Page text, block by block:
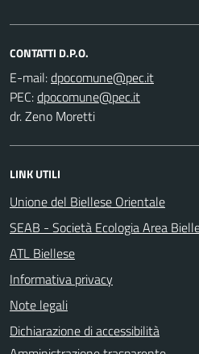
CONTATTI D.P.O.
E-mail:
PEC:
dr. Zeno Moretti
LINK UTILI
Unione del Biellese Orientale
SEAB - Società Ecologia Area
ATL Biellese
Informativa privacy
Note legali
Dichiarazione di accessibilità